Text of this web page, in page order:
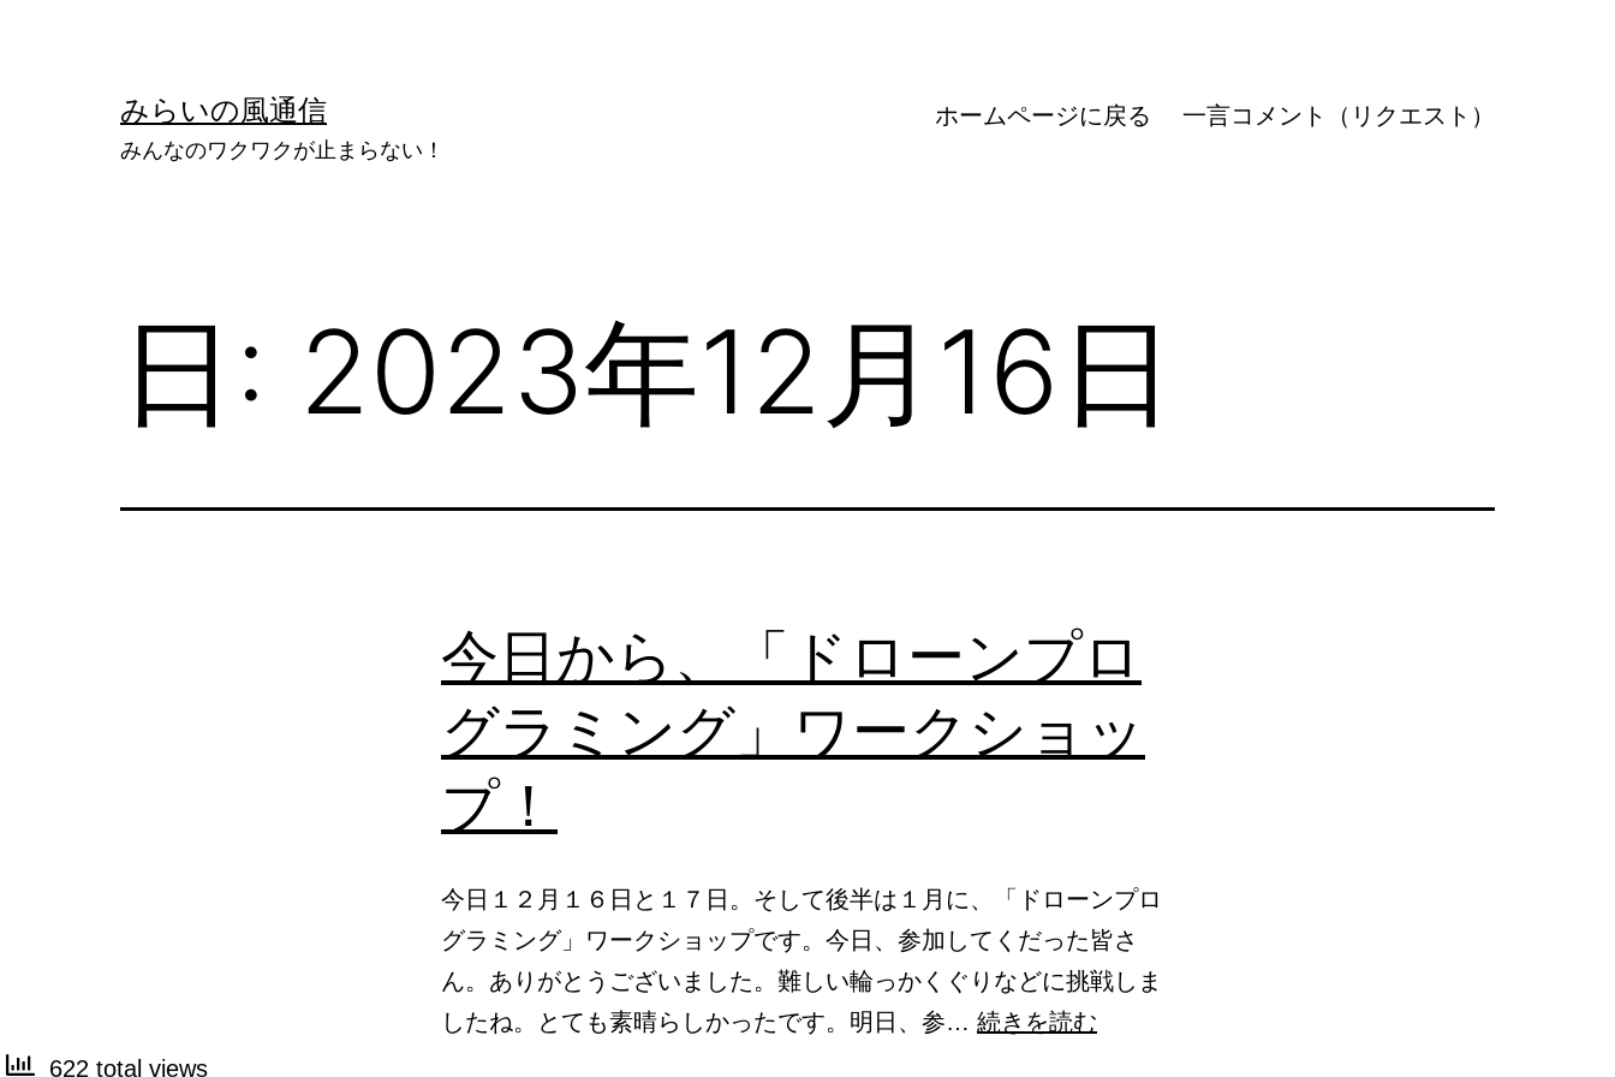
みらいの風通信
みんなのワクワクが止まらない！
ホームページに戻る 一言コメント（リクエスト）
日: 2023年12月16日
今日から、「ドローンプロ
グラミング」ワークショッ
プ！
今日１２月１６日と１７日。そして後半は１月に、「ドローンプロ
グラミング」ワークショップです。今日、参加してくだった皆さ
ん。ありがとうございました。難しい輪っかくぐりなどに挑戦しま
したね。とても素晴らしかったです。明日、参… 続きを読む
622 total views